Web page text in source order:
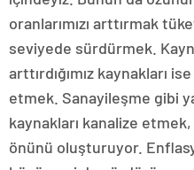
oranlarımızı arttırmak
seviyede sürdürmek.
arttırdığımız kaynakları
etmek. Sanayileşme gibi
kaynakları kanalize
önünü oluşturuyor.